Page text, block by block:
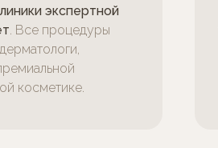
экспертной
. Все процедуры
косметике.